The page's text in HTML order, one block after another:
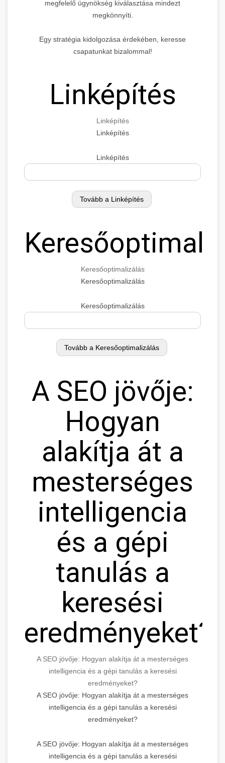
megfelelő ügynökség kiválasztása mindezt
megkönnyíti.
Egy stratégia kidolgozása érdekében, keresse
csapatunkat bizalommal!
Linképítés
Linképítés
Linképítés
Linképítés
Keresőoptimalizálás
Keresőoptimalizálás
Keresőoptimalizálás
A SEO jövője:
Hogyan
alakítja át a
mesterséges
intelligencia
és a gépi
tanulás a
keresési
eredményeket?
A SEO jövője: Hogyan alakítja át a mesterséges
intelligencia és a gépi tanulás a keresési
eredményeket?
A SEO jövője: Hogyan alakítja át a mesterséges
intelligencia és a gépi tanulás a keresési
eredményeket?
A SEO jövője: Hogyan alakítja át a mesterséges
intelligencia és a gépi tanulás a keresési